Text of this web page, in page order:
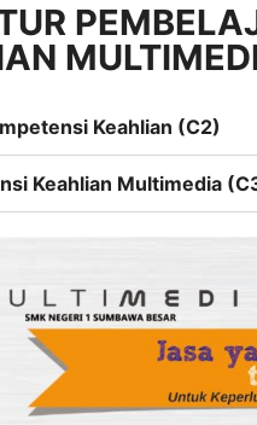
Keahlian (C2)
Keahlian Multimedia